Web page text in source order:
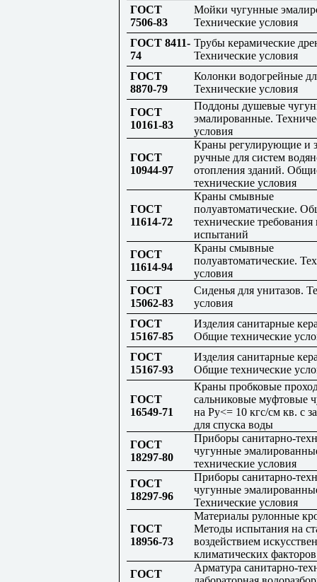
ГОСТ
7506-83
Мойки чугунные
Технические условия
ГОСТ 8411-
74
Трубы керамические
Технические условия
ГОСТ
8870-79
Колонки водогрейные
Технические условия
ГОСТ
10161-83
Поддоны душевые
эмалированные.
условия
ГОСТ
10944-97
Краны регулирующие и
ручные для систем
отопления зданий.
технические условия
ГОСТ
11614-72
Краны смывные
полуавтоматические.
технические
испытаний
ГОСТ
11614-94
Краны смывные
полуавтоматические.
условия
ГОСТ
15062-83
Сиденья для унитазов.
условия
ГОСТ
15167-85
Изделия санитарные
Общие технические
ГОСТ
15167-93
Изделия санитарные
Общие технические
ГОСТ
16549-71
Краны пробковые
сальниковые муфтовые
на Ру<= 10 кгс/см кв. с
для спуска воды
ГОСТ
18297-80
Приборы санитарно-
чугунные
технические условия
ГОСТ
18297-96
Приборы санитарно-
чугунные
Технические условия
ГОСТ
18956-73
Материалы рулонные
Методы испытания на
воздействием
климатических факторов
ГОСТ
Арматура санитарно-